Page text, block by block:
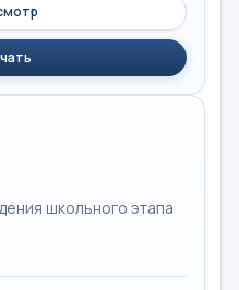
школьного этапа